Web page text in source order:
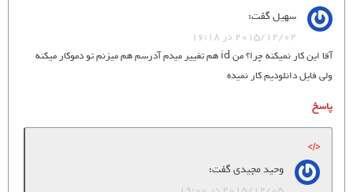
سهیلگفت:
2015/12/02 در 16:18
آقا این کار نمیکنه چرا؟ من id هم تغییر میدم آدرسم هم میزنم تو دموکار میکنه
ولی فایل دانلودیم کار نمیده
پاسخ
وحید مجیدیگفت: